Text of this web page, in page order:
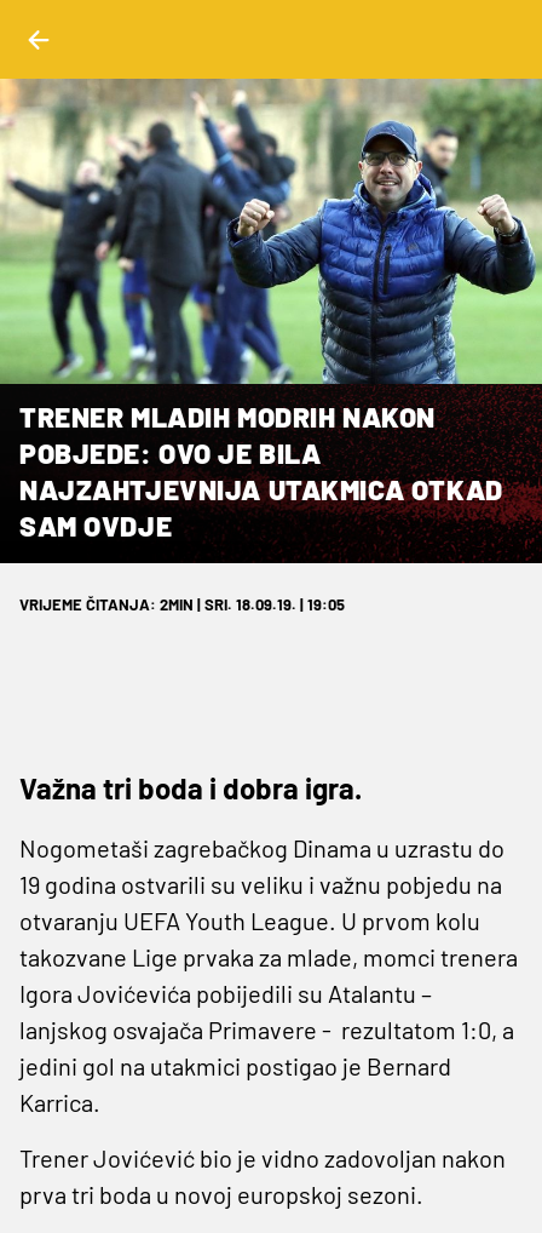
TRENER MLADIH MODRIH NAKON
POBJEDE: OVO JE BILA
NAJZAHTJEVNIJA UTAKMICA OTKAD
SAM OVDJE
VRIJEME ČITANJA: 2MIN | SRI. 18.09.19. | 19:05
Važna tri boda i dobra igra.
Nogometaši zagrebačkog Dinama u uzrastu do
19 godina ostvarili su veliku i važnu pobjedu na
otvaranju UEFA Youth League. U prvom kolu
takozvane Lige prvaka za mlade, momci trenera
Igora Jovićevića pobijedili su Atalantu –
lanjskog osvajača Primavere - rezultatom 1:0, a
jedini gol na utakmici postigao je Bernard
Karrica.
Trener Jovićević bio je vidno zadovoljan nakon
prva tri boda u novoj europskoj sezoni.